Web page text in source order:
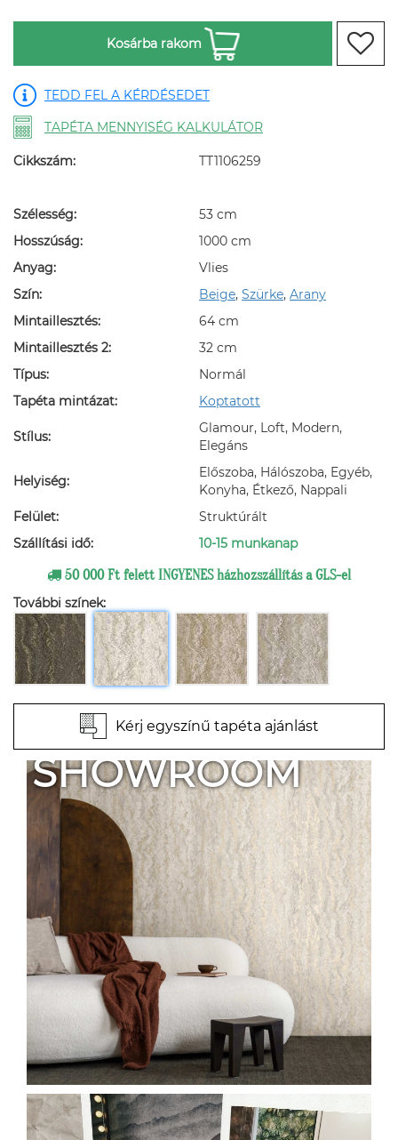
Kosárba rakom
TEDD FEL A KÉRDÉSEDET
TAPÉTA MENNYISÉG KALKULÁTOR
Cikkszám: TT1106259
Szélesség:
53 cm
Hosszúság:
1000 cm
Anyag:
Vlies
Szín:
Beige, Szürke, Arany
Mintaillesztés:
64 cm
Mintaillesztés 2:
32 cm
Típus:
Normál
Tapéta mintázat:
Koptatott
Stílus:
Glamour, Loft, Modern,
Elegáns
Helyiség:
Előszoba, Hálószoba, Egyéb,
Konyha, Étkező, Nappali
Felület:
Struktúrált
Szállítási idő:
10-15 munkanap
50 000 Ft felett INGYENES házhozszállítás a GLS-el
További színek:
Kérj egyszínű tapéta ajánlást
SHOWROOM